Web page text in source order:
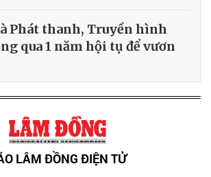
Phát thanh, Truyền hình
qua 1 năm hội tụ để vươn
LÂM ĐỒNG ĐIỆN TỬ